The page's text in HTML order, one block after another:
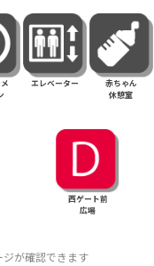
エレベーター
赤ちゃん
休憩室
西ゲート前
広場
が確認できます